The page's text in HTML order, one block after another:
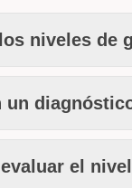
niveles de
el